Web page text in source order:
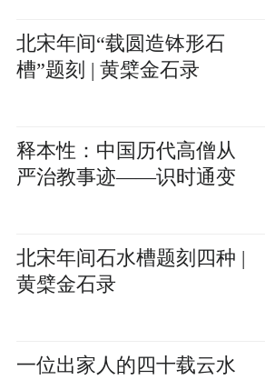
北宋年间“载圆造钵形石
槽”题刻 | 黄檗金石录
释本性：中国历代高僧从
严治教事迹——识时通变
北宋年间石水槽题刻四种 |
黄檗金石录
一位出家人的四十载云水